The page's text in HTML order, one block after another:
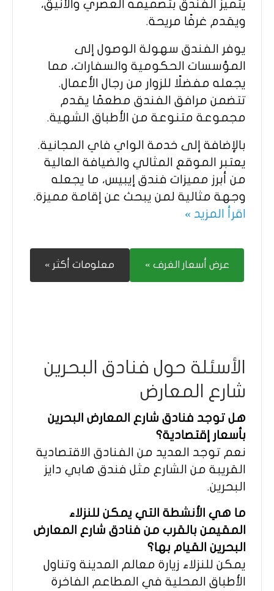
يتميز الفندق بتصميمه العصري والأنيق،
ويقدم غرفًا مريحة.
يوفر الفندق سهولة الوصول إلى
المؤسسات الحكومية والسفارات، مما
يجعله مفضلًا للزوار من رجال الأعمال.
تتضمن مرافق الفندق مطعمًا يقدم
مجموعة متنوعة من الأطباق الشهية.
بالإضافة إلى خدمة الواي فاي المجانية.
يعتبر الموقع المثالي والضيافة العالية
من أبرز مميزات فندق إيبيس، ما يجعله
وجهة مثالية لمن يبحث عن إقامة مميزة.
اقرأ المزيد »
عرض أسعار الغرف » معلومات أكثر »
الأسئلة حول فنادق البحرين
شارع المعارض
هل توجد فنادق شارع المعارض البحرين
بأسعار إقتصادية؟
نعم توجد العديد من الفنادق الاقتصادية
القريبة من الشارع مثل فندق هابي دايز
البحرين.
ما هي الأنشطة التي يمكن للنزلاء
المقيمن بالقرب من فنادق شارع المعارض
البحرين القيام بها؟
يمكن للنزلاء زيارة معالم المدينة وتناول
الأطباق المحلية في المطاعم الفاخرة